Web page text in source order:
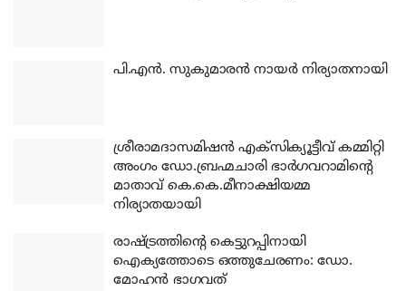
പി.എന്‍. സുകുമാരന്‍ നായര്‍ നിര്യാതനായി
ശ്രീരാമദാസമിഷന്‍ എക്‌സിക്യൂട്ടീവ് കമ്മിറ്റി
അംഗം ഡോ.ബ്രഹ്മചാരി ഭാര്‍ഗവറാമിന്റെ
മാതാവ് കെ.കെ.മീനാക്ഷിയമ്മ
നിര്യാതയായി
രാഷ്ട്രത്തിന്റെ കെട്ടുറപ്പിനായി
ഐക്യത്തോടെ ഒത്തുചേരണം: ഡോ.
മോഹന്‍ ഭാഗവത്